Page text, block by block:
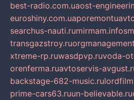
best-radio.com.uaost-
euroshiny.com.ua
searchus-nauti.rumirmam.info
transgazstroy.ru
xtreme-rp.ruwasdpvp.ruvoda-
orenferma.ruavtoservis-
backstage-682-music.ru
prime-cars63.ruun-believable.ru